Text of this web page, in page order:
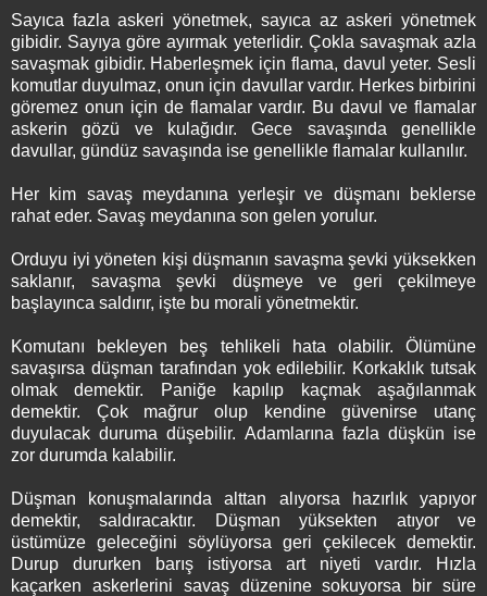
Sayıca fazla askeri yönetmek, sayıca az askeri yönetmek
gibidir. Sayıya göre ayırmak yeterlidir. Çokla savaşmak azla
savaşmak gibidir. Haberleşmek için flama, davul yeter. Sesli
komutlar duyulmaz, onun için davullar vardır. Herkes birbirini
göremez onun için de flamalar vardır. Bu davul ve flamalar
askerin gözü ve kulağıdır. Gece savaşında genellikle
davullar, gündüz savaşında ise genellikle flamalar kullanılır.
Her kim savaş meydanına yerleşir ve düşmanı beklerse
rahat eder. Savaş meydanına son gelen yorulur.
Orduyu iyi yöneten kişi düşmanın savaşma şevki yüksekken
saklanır, savaşma şevki düşmeye ve geri çekilmeye
başlayınca saldırır, işte bu morali yönetmektir.
Komutanı bekleyen beş tehlikeli hata olabilir. Ölümüne
savaşırsa düşman tarafından yok edilebilir. Korkaklık tutsak
olmak demektir. Paniğe kapılıp kaçmak aşağılanmak
demektir. Çok mağrur olup kendine güvenirse utanç
duyulacak duruma düşebilir. Adamlarına fazla düşkün ise
zor durumda kalabilir.
Düşman konuşmalarında alttan alıyorsa hazırlık yapıyor
demektir, saldıracaktır. Düşman yüksekten atıyor ve
üstümüze geleceğini söylüyorsa geri çekilecek demektir.
Durup dururken barış istiyorsa art niyeti vardır. Hızla
kaçarken askerlerini savaş düzenine sokuyorsa bir süre